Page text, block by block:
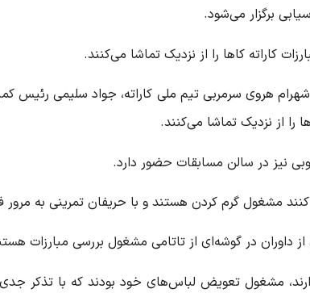
برگزار می‌شود.
کاراته کاها را از نزدیک تماشا می‌کنند.
هروی سرمربی تیم ملی کاراته، جواد سلیمی رئیس
را از نزدیک تماشا می‌کنند.
نیز در سالن مسابقات حضور دارد.
کنند مشغول گرم کردن هستند و با حریفان تمرینی به مرور
داوران در گوشه‌ای از تاتامی مشغول بررسی مبارزات
مشغول تعویض لباس‌های خود بودند که با تذکر جدی